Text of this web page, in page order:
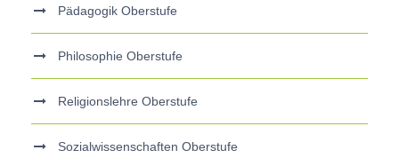
Pädagogik Oberstufe
Philosophie Oberstufe
Religionslehre Oberstufe
Sozialwissenschaften Oberstufe